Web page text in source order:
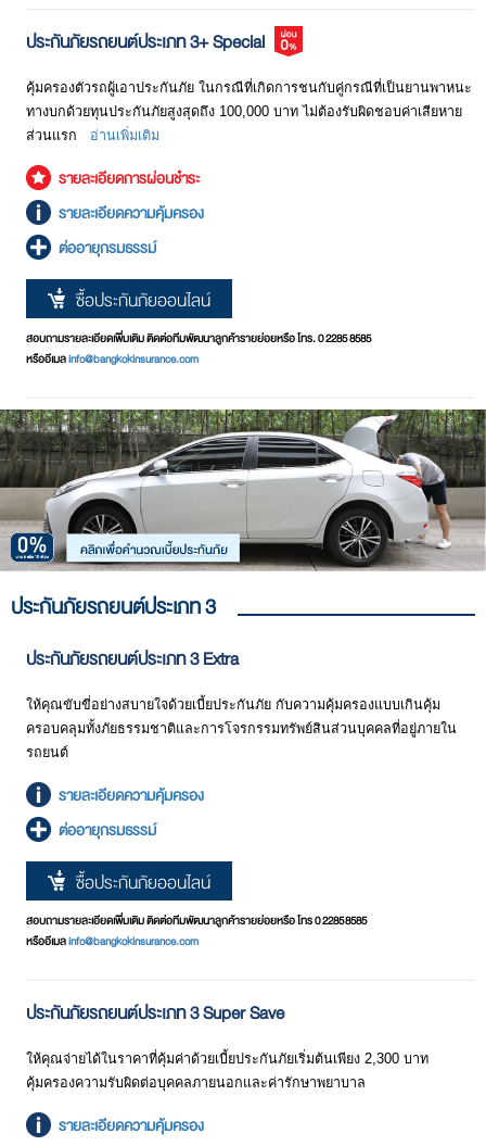
ประกันภัยรถยนต์ประเภท 3+ Special
คุ้มครองตัวรถผู้เอาประกันภัย ในกรณีที่เกิดการชนกับคู่กรณีที่เป็นยานพาหนะ
ทางบกด้วยทุนประกันภัยสูงสุดถึง 100,000 บาท ไม่ต้องรับผิดชอบค่าเสียหาย
ส่วนแรก
อ่านเพิ่มเติม
รายละเอียดการผ่อนชำระ
รายละเอียดความคุ้มครอง
ต่ออายุกรมธรรม์
ซื้อประกันภัยออนไลน์
สอบถามรายละเอียดเพิ่มเติม ติดต่อทีมพัฒนาลูกค้ารายย่อยหรือ โทร. 0 2285 8585
หรืออีเมลinfo@bangkokinsurance.com
ประกันภัยรถยนต์ประเภท 3
ประกันภัยรถยนต์ประเภท 3 Extra
ให้คุณขับขี่อย่างสบายใจด้วยเบี้ยประกันภัย กับความคุ้มครองแบบเกินคุ้ม
ครอบคลุมทั้งภัยธรรมชาติและการโจรกรรมทรัพย์สินส่วนบุคคลที่อยู่ภายใน
รถยนต์
รายละเอียดความคุ้มครอง
ต่ออายุกรมธรรม์
ซื้อประกันภัยออนไลน์
สอบถามรายละเอียดเพิ่มเติม ติดต่อทีมพัฒนาลูกค้ารายย่อยหรือ โทร 0 2285 8585
หรืออีเมลinfo@bangkokinsurance.com
ประกันภัยรถยนต์ประเภท 3 Super Save
ให้คุณจ่ายได้ในราคาที่คุ้มค่าด้วยเบี้ยประกันภัยเริ่มต้นเพียง 2,300 บาท
คุ้มครองความรับผิดต่อบุคคลภายนอกและค่ารักษาพยาบาล
รายละเอียดความคุ้มครอง